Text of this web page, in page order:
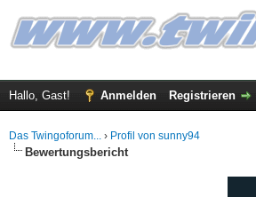
Hallo, Gast! Anmelden Registrieren
Das Twingoforum... › Profil von sunny94
Bewertungsbericht